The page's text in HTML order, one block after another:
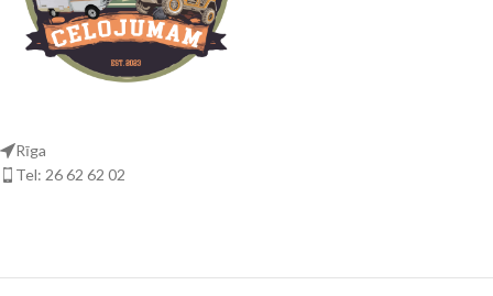
Rīga
Tel: 26 62 62 02